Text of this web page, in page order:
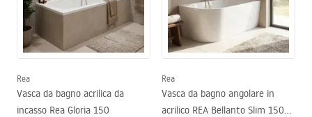
Rea
Vasca da bagno acrilica da
incasso Rea Gloria 150
Rea
Vasca da bagno angolare in
acrilico REA Bellanto Slim 150